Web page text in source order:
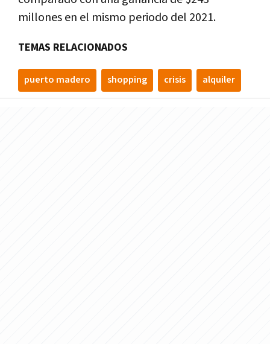
millones en el mismo periodo del 2021.
TEMAS RELACIONADOS
puerto madero shopping crisis alquiler